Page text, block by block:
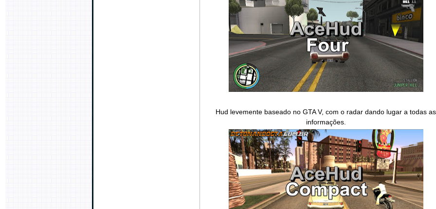
Hud levemente baseado no GTA V, com o radar dando lugar a todas as
informações.